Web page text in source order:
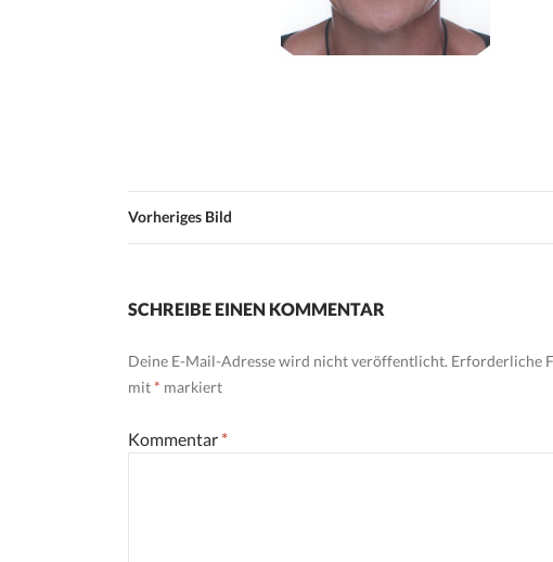
Vorheriges Bild
SCHREIBE EINEN KOMMENTAR
Deine E-Mail-Adresse wird nicht veröffentlicht. Erforderliche
mit* markiert
Kommentar *